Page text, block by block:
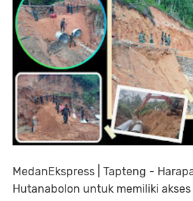
MedanEkspress | Tapteng -
Hutanabolon untuk memiliki